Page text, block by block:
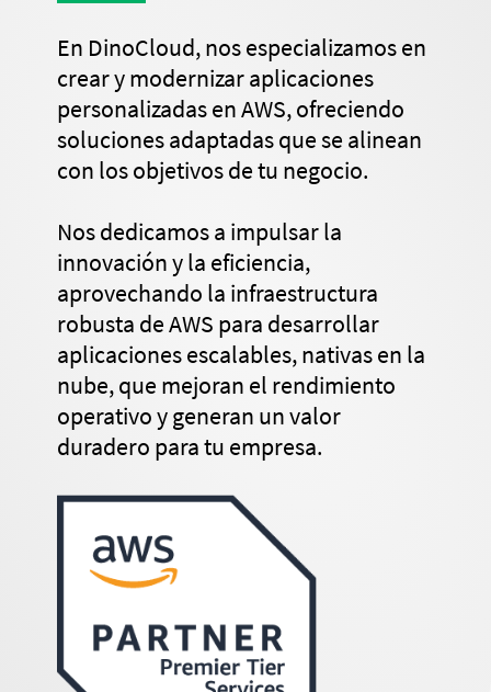
En DinoCloud, nos especializamos en
crear y modernizar aplicaciones
personalizadas en AWS, ofreciendo
soluciones adaptadas que se alinean
con los objetivos de tu negocio.
Nos dedicamos a impulsar la
innovación y la eficiencia,
aprovechando la infraestructura
robusta de AWS para desarrollar
aplicaciones escalables, nativas en la
nube, que mejoran el rendimiento
operativo y generan un valor
duradero para tu empresa.